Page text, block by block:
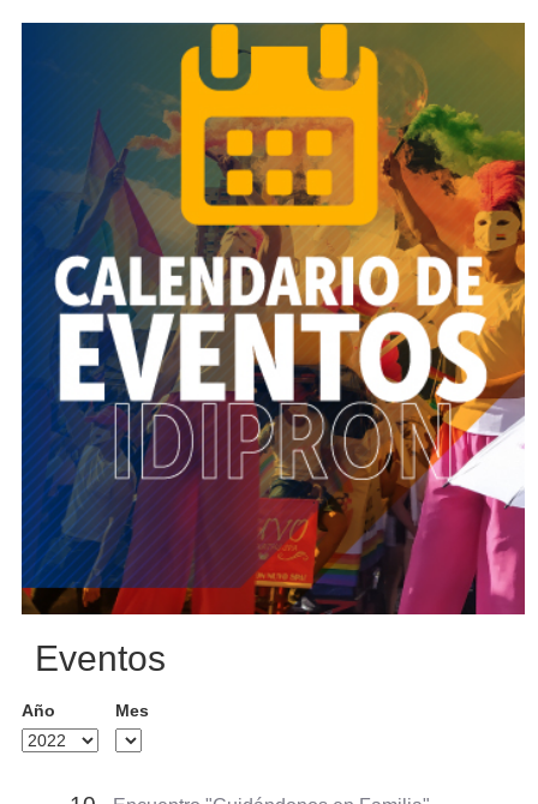
Eventos
Año Mes